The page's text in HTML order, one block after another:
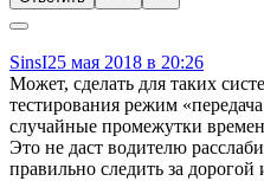
SinsI25 мая 2018 в 20:26
Может, сделать для таких
тестирования режим
случайные промежутки
Это не даст водителю
правильно следить за